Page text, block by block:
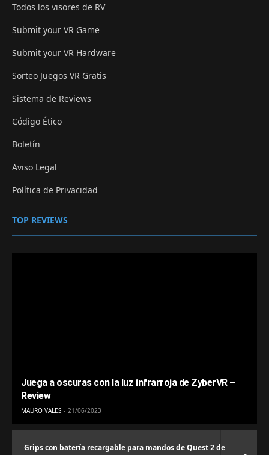
Todos los visores de RV
Submit your VR Game
Submit your VR Hardware
Sorteo Juegos VR Gratis
Sistema de Reviews
Código Ético
Boletín
Aviso Legal
Política de Privacidad
TOP REVIEWS
Juega a oscuras con la luz infrarroja de ZyberVR –
Review
MAURO VALES 21/06/2023
Grips con batería recargable para mandos de Quest 2 de